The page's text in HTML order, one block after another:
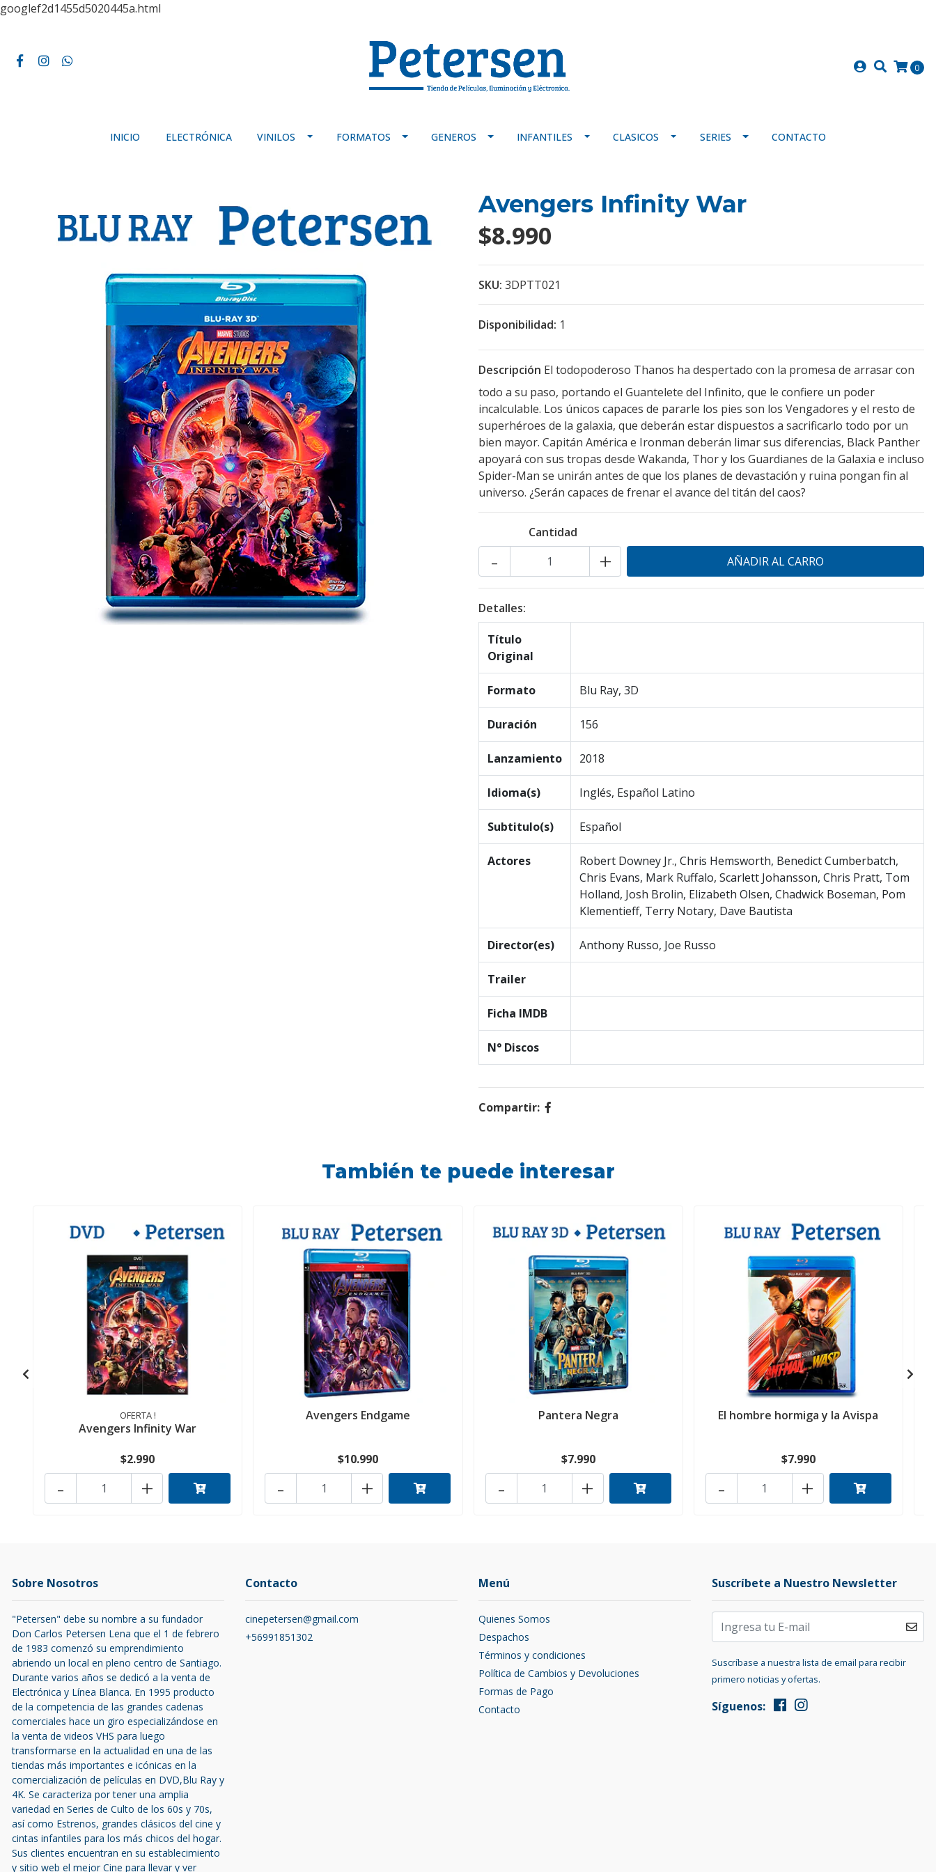
googlef2d1455d5020445a.html
0
INICIO ELECTRÓNICA VINILOS FORMATOS GENEROS INFANTILES CLASICOS SERIES CONTACTO
Avengers Infinity War
$8.990
SKU: 3DPTT021
Disponibilidad: 1
Descripción El todopoderoso Thanos ha despertado con la promesa de arrasar con
todo a su paso, portando el Guantelete del Infinito, que le confiere un poder
incalculable. Los únicos capaces de pararle los pies son los Vengadores y el resto de
superhéroes de la galaxia, que deberán estar dispuestos a sacrificarlo todo por un
bien mayor. Capitán América e Ironman deberán limar sus diferencias, Black Panther
apoyará con sus tropas desde Wakanda, Thor y los Guardianes de la Galaxia e incluso
Spider-Man se unirán antes de que los planes de devastación y ruina pongan fin al
universo. ¿Serán capaces de frenar el avance del titán del caos?
Cantidad
+
-
Detalles:
Título
Original
Formato Blu Ray, 3D
Duración 156
Lanzamiento 2018
Idioma(s) Inglés, Español Latino
Subtitulo(s) Español
Actores
Robert Downey Jr., Chris Hemsworth, Benedict Cumberbatch,
Chris Evans, Mark Ruffalo, Scarlett Johansson, Chris Pratt, Tom
Holland, Josh Brolin, Elizabeth Olsen, Chadwick Boseman, Pom
Klementieff, Terry Notary, Dave Bautista
Director(es) Anthony Russo, Joe Russo
Trailer
Ficha IMDB
N° Discos
Compartir:
También te puede interesar
OFERTA !
Avengers Infinity War
$2.990
+
-
Avengers Endgame
$10.990
+
-
Pantera Negra
$7.990
+
-
El hombre hormiga y la Avispa
$7.990
+
-
Sobre Nosotros
"Petersen" debe su nombre a su fundador
Don Carlos Petersen Lena que el 1 de febrero
de 1983 comenzó su emprendimiento
abriendo un local en pleno centro de Santiago.
Durante varios años se dedicó a la venta de
Electrónica y Línea Blanca. En 1995 producto
de la competencia de las grandes cadenas
comerciales hace un giro especializándose en
la venta de videos VHS para luego
transformarse en la actualidad en una de las
tiendas más importantes e icónicas en la
comercialización de películas en DVD,Blu Ray y
4K. Se caracteriza por tener una amplia
variedad en Series de Culto de los 60s y 70s,
así como Estrenos, grandes clásicos del cine y
cintas infantiles para los más chicos del hogar.
Sus clientes encuentran en su establecimiento
y sitio web el mejor Cine para llevar y ver
Contacto
cinepetersen@gmail.com
+56991851302
Menú
Quienes Somos
Despachos
Términos y condiciones
Política de Cambios y Devoluciones
Formas de Pago
Contacto
Suscríbete a Nuestro Newsletter
Suscríbase a nuestra lista de email para recibir
primero noticias y ofertas.
Síguenos: